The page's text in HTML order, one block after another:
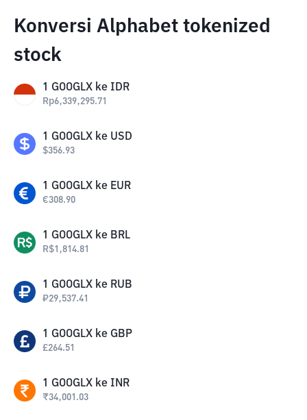
Konversi Alphabet tokenized
stock
1 GOOGLX ke IDR
Rp6,339,295.71
1 GOOGLX ke USD
$356.93
1 GOOGLX ke EUR
€308.90
1 GOOGLX ke BRL
R$1,814.81
1 GOOGLX ke RUB
₽29,537.41
1 GOOGLX ke GBP
£264.51
1 GOOGLX ke INR
₹34,001.03